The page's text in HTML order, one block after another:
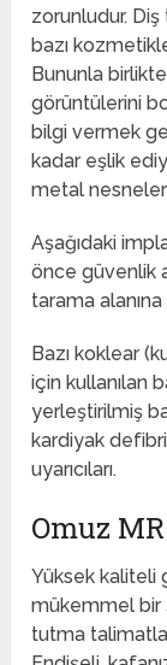
zorunludur.
bazı
Bununla
görüntülerini
bilgi vermek
kadar eşlik
metal
Aşağıdaki
önce güvenlik
tarama
Bazı koklear
için kullanılan
yerleştirilmiş
kardiyak
uyarıcıları.
Omuz
Yüksek kaliteli
mükemmel bir
tutma